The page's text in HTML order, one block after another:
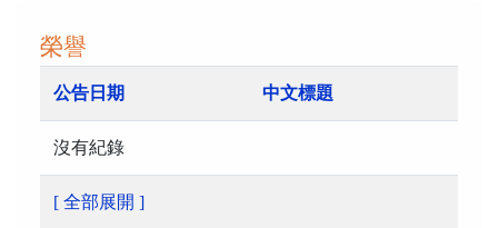
榮譽
公告日期 中文標題
沒有紀錄
[ 全部展開 ]